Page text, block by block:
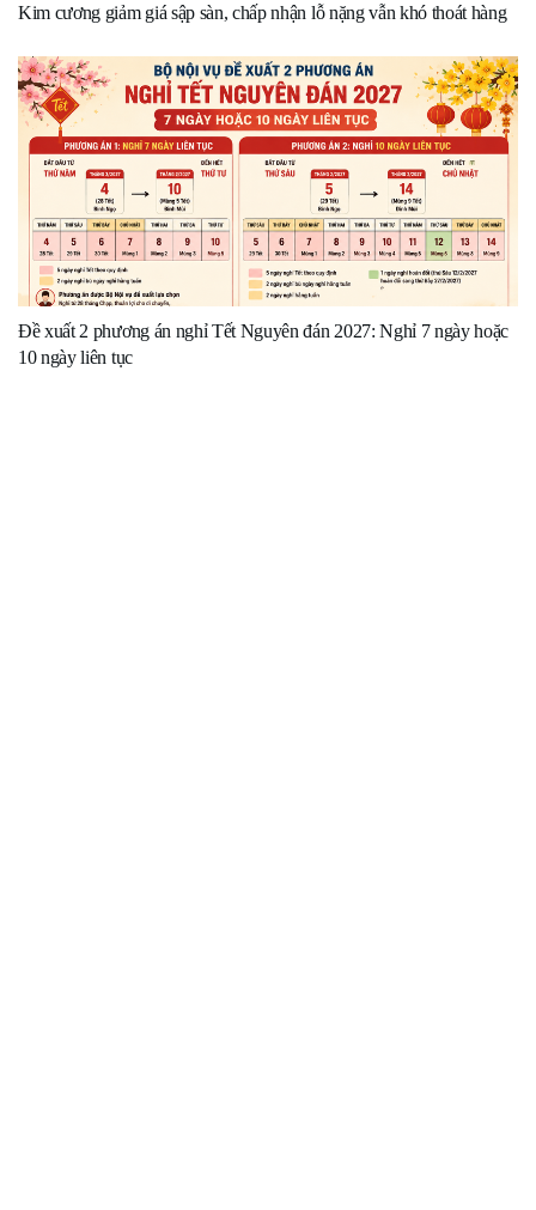
Kim cương giảm giá sập sàn, chấp nhận lỗ nặng vẫn khó thoát hàng
Đề xuất 2 phương án nghỉ Tết Nguyên đán 2027: Nghỉ 7 ngày hoặc
10 ngày liên tục